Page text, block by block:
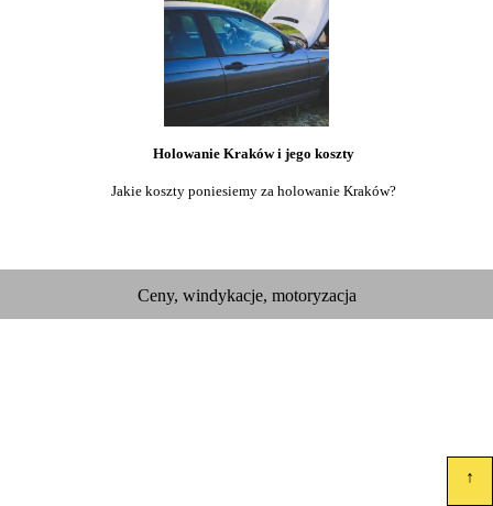
Holowanie Kraków i jego koszty
Jakie koszty poniesiemy za holowanie Kraków?
Ceny, windykacje, motoryzacja
↑